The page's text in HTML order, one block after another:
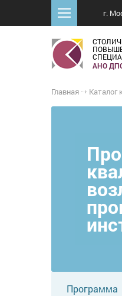
г.
АНО
Главная Каталог
Программа